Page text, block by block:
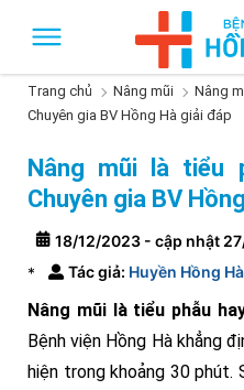
Trang chủ Nâng mũi
Nâng
Chuyên gia BV Hồng Hà giải đáp
Nâng mũi là tiểu
Chuyên gia BV
18/12/2023 - cập nhật
*
Tác giả: Huyền Hồng Hà
Nâng mũi là tiểu phẫu
Bệnh viện Hồng Hà khẳng
hiện trong khoảng 30 phút.